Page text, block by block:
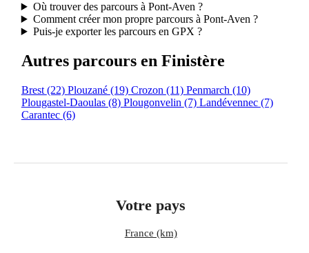
Où trouver des parcours à Pont-Aven ?
Comment créer mon propre parcours à Pont-Aven ?
Puis-je exporter les parcours en GPX ?
Autres parcours en Finistère
Brest (22) Plouzané (19) Crozon (11) Penmarch (10)
Plougastel-Daoulas (8) Plougonvelin (7) Landévennec (7)
Carantec (6)
Votre pays
France (km)